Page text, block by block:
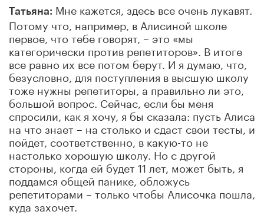
Татьяна: Мне кажется, здесь все очень лукавят.
Потому что, например, в Алисиной школе
первое, что тебе говорят, – это «мы
категорически против репетиторов». В итоге
все равно их все потом берут. И я думаю, что,
безусловно, для поступления в высшую школу
тоже нужны репетиторы, а правильно ли это,
большой вопрос. Сейчас, если бы меня
спросили, как я хочу, я бы сказала: пусть Алиса
на что знает – на столько и сдаст свои тесты, и
пойдет, соответственно, в какую-то не
настолько хорошую школу. Но с другой
стороны, когда ей будет 11 лет, может быть, я
поддамся общей панике, обложусь
репетиторами – только чтобы Алисочка пошла,
куда захочет.